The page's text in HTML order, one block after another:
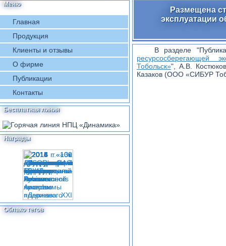
Меню
Главная
Продукция
Клиенты и отзывы
О фирме
Публикации
Контакты
Бесплатная линия
Награды
Облако тегов
Размещена
эксплуатации
В разделе
ресурсосберегающей
Тобольск»", А.В.
Казаков (ООО «СИБУР